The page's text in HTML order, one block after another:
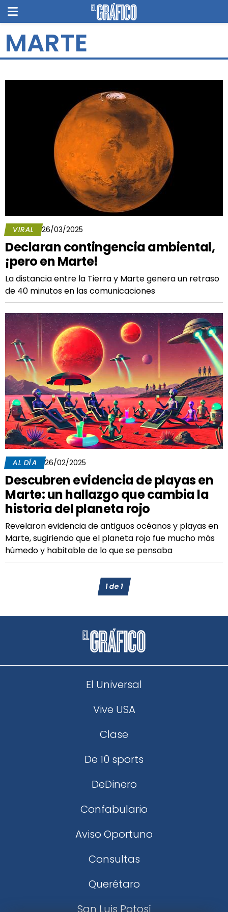
MARTE
VIRAL 26/03/2025
Declaran contingencia ambiental,
¡pero en Marte!
La distancia entre la Tierra y Marte genera un retraso
de 40 minutos en las comunicaciones
AL DÍA 26/02/2025
Descubren evidencia de playas en
Marte: un hallazgo que cambia la
historia del planeta rojo
Revelaron evidencia de antiguos océanos y playas en
Marte, sugiriendo que el planeta rojo fue mucho más
húmedo y habitable de lo que se pensaba
1de1
El Universal
Vive USA
Clase
De 10 sports
DeDinero
Confabulario
Aviso Oportuno
Consultas
Querétaro
San Luis Potosí